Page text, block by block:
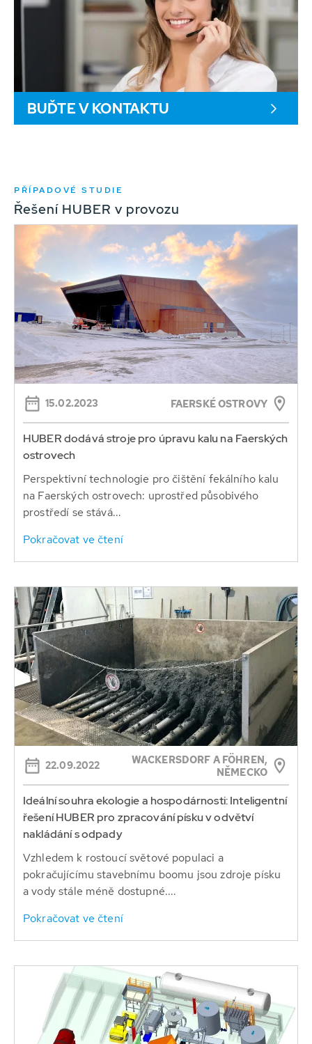
BUĎTE V KONTAKTU
PŘÍPADOVÉ STUDIE
Řešení HUBER v provozu
15.02.2023 FAERSKÉ OSTROVY
HUBER dodává stroje pro úpravu kalu na Faerských
ostrovech
Perspektivní technologie pro čištění fekálního kalu
na Faerských ostrovech: uprostřed působivého
prostředí se stává...
Pokračovat ve čtení
22.09.2022
WACKERSDORF A FÖHREN,
NĚMECKO
Ideální souhra ekologie a hospodárnosti: Inteligentní
řešení HUBER pro zpracování písku v odvětví
nakládání s odpady
Vzhledem k rostoucí světové populaci a
pokračujícímu stavebnímu boomu jsou zdroje písku
a vody stále méně dostupné....
Pokračovat ve čtení